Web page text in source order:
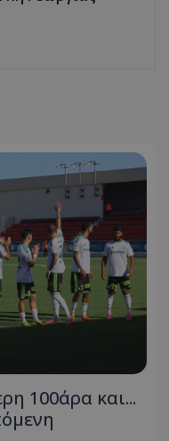
100άρα και...